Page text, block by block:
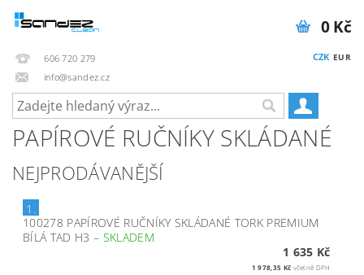
606 720 279
info@sandez.cz
CZK EUR
0 Kč
PAPÍROVÉ RUČNÍKY SKLÁDANÉ
NEJPRODÁVANĚJŠÍ
1.
100278 PAPÍROVÉ RUČNÍKY SKLÁDANÉ TORK PREMIUM
BÍLÁ TAD H3 – SKLADEM
1 635 Kč
1 978,35 Kč včetně DPH